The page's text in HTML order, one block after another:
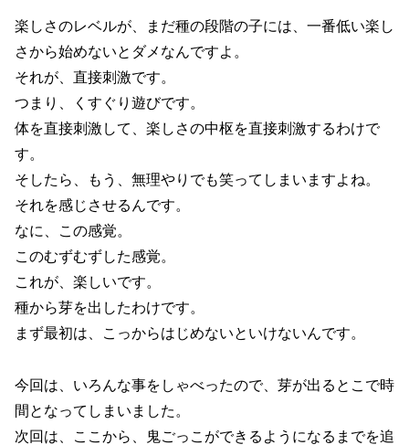
楽しさのレベルが、まだ種の段階の子には、一番低い楽し
さから始めないとダメなんですよ。
それが、直接刺激です。
つまり、くすぐり遊びです。
体を直接刺激して、楽しさの中枢を直接刺激するわけで
す。
そしたら、もう、無理やりでも笑ってしまいますよね。
それを感じさせるんです。
なに、この感覚。
このむずむずした感覚。
これが、楽しいです。
種から芽を出したわけです。
まず最初は、こっからはじめないといけないんです。
今回は、いろんな事をしゃべったので、芽が出るとこで時
間となってしまいました。
次回は、ここから、鬼ごっこができるようになるまでを追